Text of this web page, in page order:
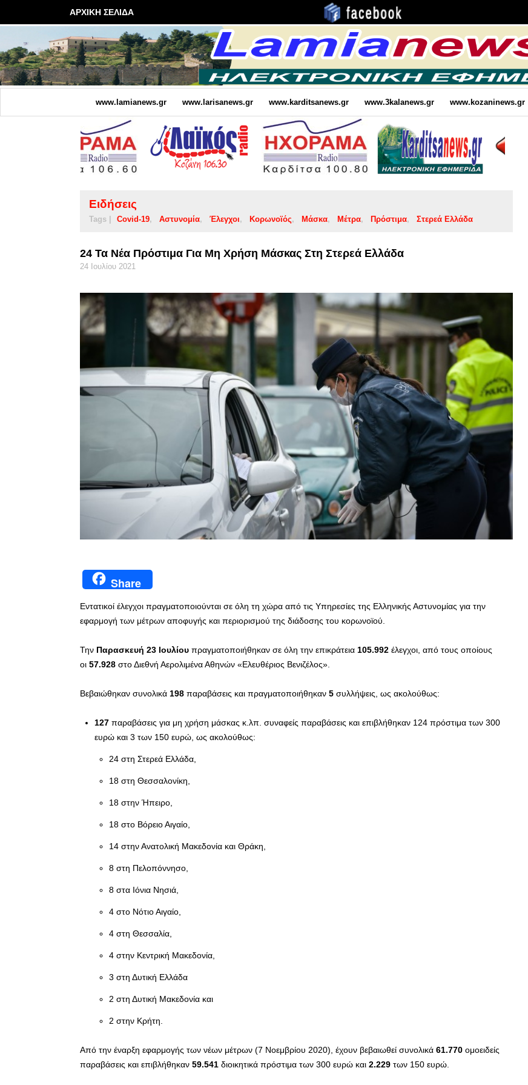
ΑΡΧΙΚΗ ΣΕΛΙΔΑ
www.lamianews.gr www.larisanews.gr www.karditsanews.gr www.3kalanews.gr www.kozaninews.gr
Ειδήσεις
Tags | Covid-19 Αστυνομία Έλεγχοι Κορωνοϊός Μάσκα Μέτρα Πρόστιμα Στερεά Ελλάδα
24 Τα Νέα Πρόστιμα Για Μη Χρήση Μάσκας Στη Στερεά Ελλάδα
24 Ιουλίου 2021
Share
Εντατικοί έλεγχοι πραγματοποιούνται σε όλη τη χώρα από τις Υπηρεσίες της Ελληνικής Αστυνομίας για την
εφαρμογή των μέτρων αποφυγής και περιορισμού της διάδοσης του κορωνοϊού.
Την Παρασκευή 23 Ιουλίου πραγματοποιήθηκαν σε όλη την επικράτεια 105.992 έλεγχοι, από τους οποίους
οι 57.928 στο Διεθνή Αερολιμένα Αθηνών «Ελευθέριος Βενιζέλος».
Βεβαιώθηκαν συνολικά 198 παραβάσεις και πραγματοποιήθηκαν 5 συλλήψεις, ως ακολούθως:
127 παραβάσεις για μη χρήση μάσκας κ.λπ. συναφείς παραβάσεις και επιβλήθηκαν 124 πρόστιμα των 300
ευρώ και 3 των 150 ευρώ, ως ακολούθως:
24 στη Στερεά Ελλάδα,
18 στη Θεσσαλονίκη,
18 στην Ήπειρο,
18 στο Βόρειο Αιγαίο,
14 στην Ανατολική Μακεδονία και Θράκη,
8 στη Πελοπόννησο,
8 στα Ιόνια Νησιά,
4 στο Νότιο Αιγαίο,
4 στη Θεσσαλία,
4 στην Κεντρική Μακεδονία,
3 στη Δυτική Ελλάδα
2 στη Δυτική Μακεδονία και
2 στην Κρήτη.
Από την έναρξη εφαρμογής των νέων μέτρων (7 Νοεμβρίου 2020), έχουν βεβαιωθεί συνολικά 61.770 ομοειδείς
παραβάσεις και επιβλήθηκαν 59.541 διοικητικά πρόστιμα των 300 ευρώ και 2.229 των 150 ευρώ.